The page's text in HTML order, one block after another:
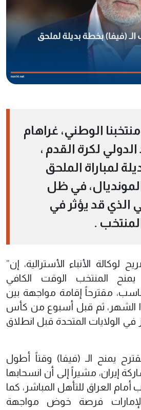
الوطني، غراهام
الدولي لكرة القدم ،
لمباراة الملحق
في ظل
الذي قد يؤثر في
.
لوكالة الأنباء الأسترالية، إن”
يمنح المنتخب الوقت الكافي
مقترحاً إقامة مواجهة بين
الشهر، ثم قبل أسبوع من كأس
في الولايات المتحدة قبل انطلاق
يمنح الـ (فيفا) وقتاً أطول
إيران، مشيراً إلى أن انسحابها
أمام العراق للتأهل المباشر، كما
فرصة خوض مواجهة